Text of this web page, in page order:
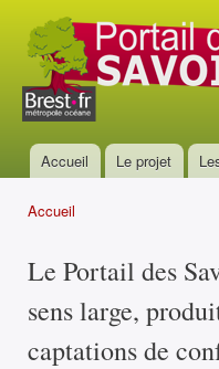
Portail
des
savoirs
Menu principal
Accueil Le projet
Accueil
Le Portail des
sens large,
captations de